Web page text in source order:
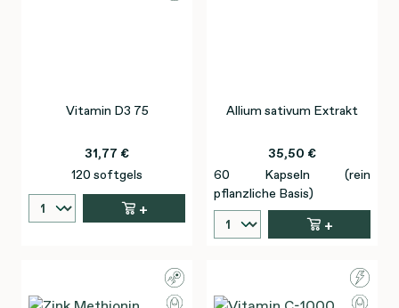
Vitamin D3 75
31,77 €
120 softgels
+
Allium sativum Extrakt
35,50 €
60 Kapseln (rein
pflanzliche Basis)
+